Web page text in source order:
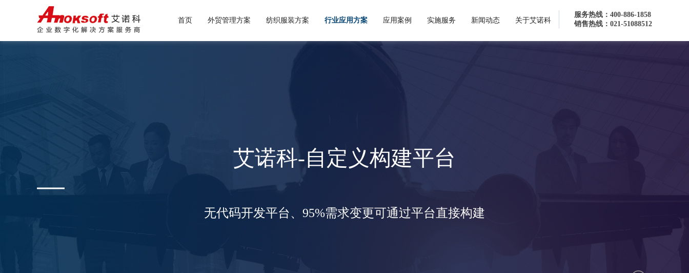
首页 外贸管理方案 纺织服装方案 行业应用方案 应用案例 实施服务 新闻动态 关于艾诺科
服务热线：400-886-1858
销售热线：021-51088512
艾诺科-自定义构建平台
无代码开发平台、95%需求变更可通过平台直接构建